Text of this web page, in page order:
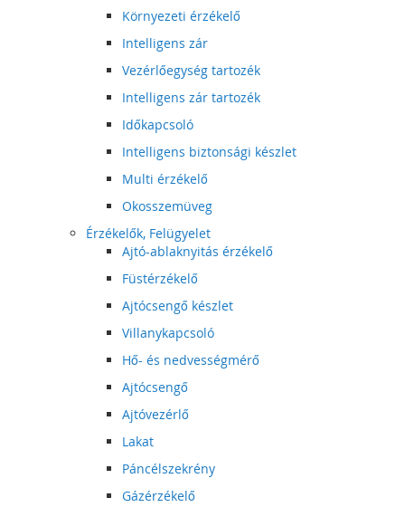
Környezeti érzékelő
Intelligens zár
Vezérlőegység tartozék
Intelligens zár tartozék
Időkapcsoló
Intelligens biztonsági készlet
Multi érzékelő
Okosszemüveg
Érzékelők, Felügyelet
Ajtó-ablaknyitás érzékelő
Füstérzékelő
Ajtócsengő készlet
Villanykapcsoló
Hő- és nedvességmérő
Ajtócsengő
Ajtóvezérlő
Lakat
Páncélszekrény
Gázérzékelő